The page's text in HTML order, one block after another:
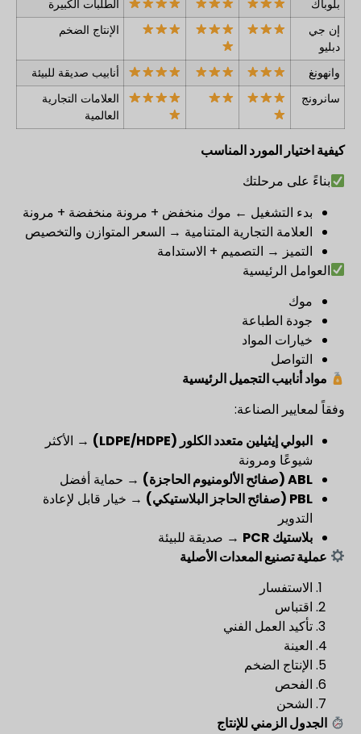
بلوباك
الطلبات الكبيرة
إن جي
دبليو
الإنتاج الضخم
وانهونغ
أنابيب صديقة للبيئة
سانرونج
العلامات التجارية
العالمية
كيفية اختيار المورد المناسب
بناءً على مرحلتك
بدء التشغيل ← موك منخفض + مرونة منخفضة + مرونة
العلامة التجارية المتنامية → السعر المتوازن والتخصيص
التميز → التصميم + الاستدامة
العوامل الرئيسية
موك
جودة الطباعة
خيارات المواد
التواصل
مواد أنابيب التجميل الرئيسية
وفقاً لمعايير الصناعة:
البولي إيثيلين متعدد الكلور (LDPE/HDPE)
→ الأكثر
شيوعًا ومرونة
ABL (صفائح الألومنيوم الحاجزة)
→ حماية أفضل
PBL (صفائح الحاجز البلاستيكي)
→ خيار قابل لإعادة
التدوير
بلاستيك PCR
→ صديقة للبيئة
عملية تصنيع المعدات الأصلية
الاستفسار
اقتباس
تأكيد العمل الفني
العينة
الإنتاج الضخم
الفحص
الشحن
الجدول الزمني للإنتاج